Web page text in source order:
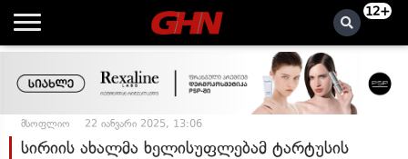
12+
მსოფლიო 22 იანვარი 2025, 13:06
სირიის ახალმა ხელისუფლებამ ტარტუსის